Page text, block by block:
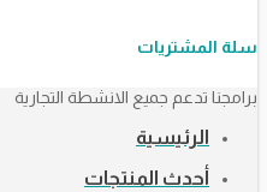
سلة المشتريات
برامجنا تدعم جميع الانشطة التجارية
الرئيسية
أحدث المنتجات